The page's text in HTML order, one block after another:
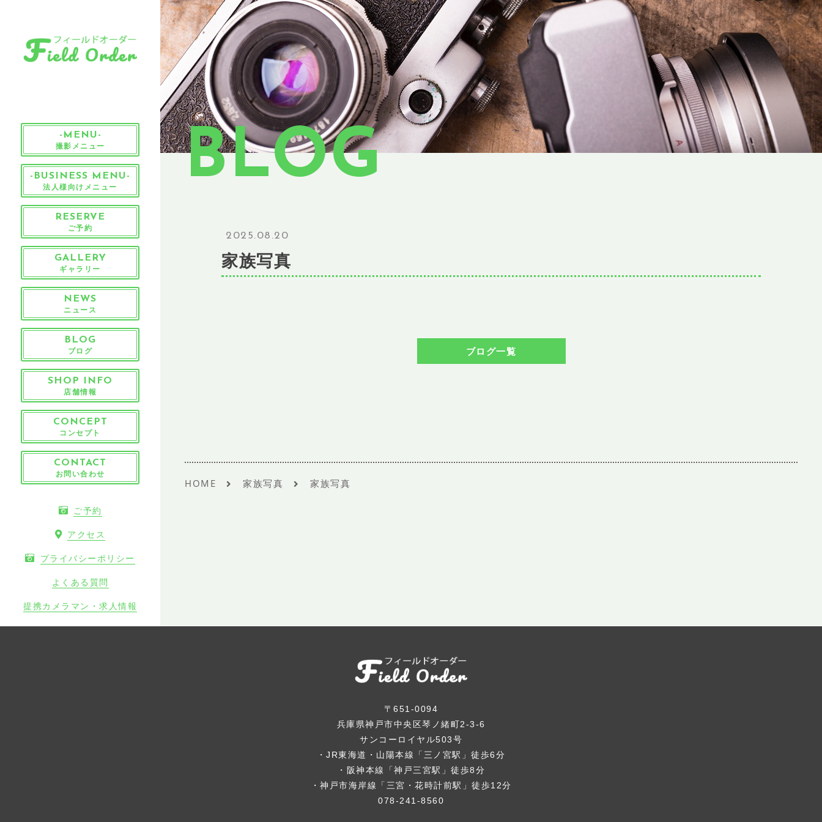
-MENU-
撮影メニュー
-BUSINESS MENU-
法人様向けメニュー
RESERVE
ご予約
GALLERY
ギャラリー
NEWS
ニュース
BLOG
ブログ
SHOP INFO
店舗情報
CONCEPT
コンセプト
CONTACT
お問い合わせ
ご予約
アクセス
プライバシーポリシー
よくある質問
提携カメラマン・求人情報
BLOG
2025.08.20
家族写真
ブログ一覧
HOME 家族写真 家族写真
〒651-0094
兵庫県神戸市中央区琴ノ緒町2-3-6
サンコーロイヤル503号
・JR東海道・山陽本線「三ノ宮駅」徒歩6分
・阪神本線「神戸三宮駅」徒歩8分
・神戸市海岸線「三宮・花時計前駅」徒歩12分
078-241-8560